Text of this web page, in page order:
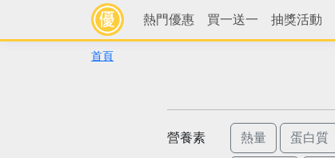
熱門優惠 買一送一 抽獎活動
首頁
營養素 熱量 蛋白質